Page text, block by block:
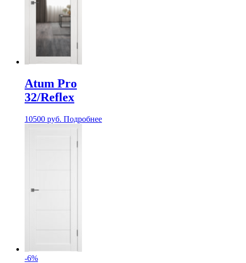
Atum Pro
32/Reflex
10500 руб. Подробнее
-6%